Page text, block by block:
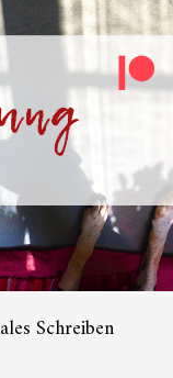
Schreiben